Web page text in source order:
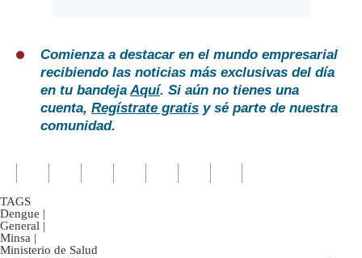
Comienza a destacar en el mundo empresarial
recibiendo las noticias más exclusivas del día
en tu bandejaAquí. Si aún no tienes una
cuenta, Regístrate gratis y sé parte de nuestra
comunidad.
TAGS
Dengue |
General |
Minsa |
Ministerio de Salud